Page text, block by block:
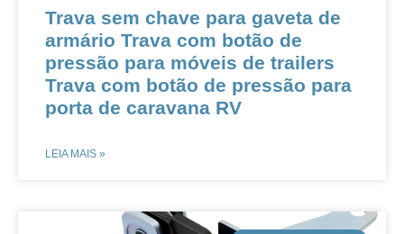
Trava sem chave para gaveta de
armário Trava com botão de
pressão para móveis de trailers
Trava com botão de pressão para
porta de caravana RV
LEIA MAIS »